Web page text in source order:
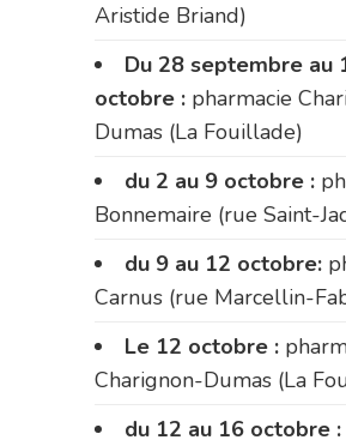
Aristide Briand)
Du 28 septembre au
octobre : pharmacie
Dumas (La Fouillade)
du 2 au 9 octobre :
Bonnemaire (rue Saint-
du 9 au 12 octobre:
Carnus (rue Marcellin-
Le 12 octobre :
Charignon-Dumas (La
du 12 au 16 octobre :